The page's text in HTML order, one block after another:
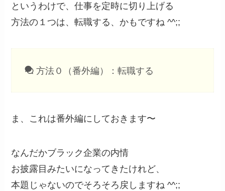
というわけで、仕事を定時に切り上げる
方法の１つは、転職する、かもですね ^^;;
方法０（番外編）：転職する
ま、これは番外編にしておきます〜
なんだかブラック企業の内情
お披露目みたいになってきたけれど、
本題じゃないのでそろそろ戻しますね ^^;;